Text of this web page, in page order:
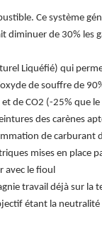
Ce système
diminuer de 30% les
Liquéfié) qui
de souffre de
et de CO2 (-25% que
des carènes
de carburant
mises en place
avec le fioul
travail déjà sur la
étant la